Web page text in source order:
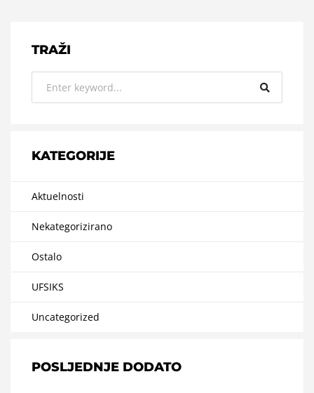
TRAŽI
KATEGORIJE
Aktuelnosti
Nekategorizirano
Ostalo
UFSIKS
Uncategorized
POSLJEDNJE DODATO